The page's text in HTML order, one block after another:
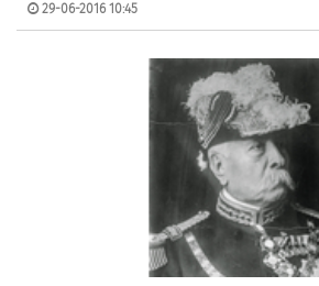
29-06-2016 10:45